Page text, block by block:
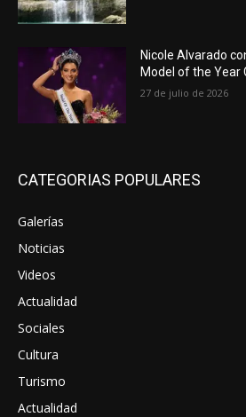
Nicole Alvarado
Model of the Year
27 de julio de 2026
CATEGORIAS POPULARES
Galerías
Noticias
Videos
Actualidad
Sociales
Cultura
Turismo
Actualidad